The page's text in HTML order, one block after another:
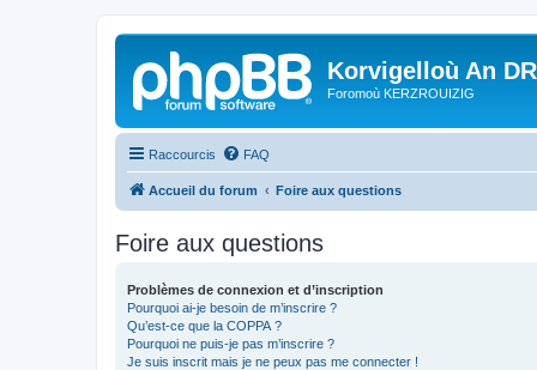
Korvigelloù An
Foromoù KERZROUIZIG
Raccourcis FAQ
Accueil du forum Foire aux questions
Foire aux questions
Problèmes de connexion et d’inscription
Pourquoi ai-je besoin de m’inscrire ?
Qu’est-ce que la COPPA ?
Pourquoi ne puis-je pas m’inscrire ?
Je suis inscrit mais je ne peux pas me connecter !